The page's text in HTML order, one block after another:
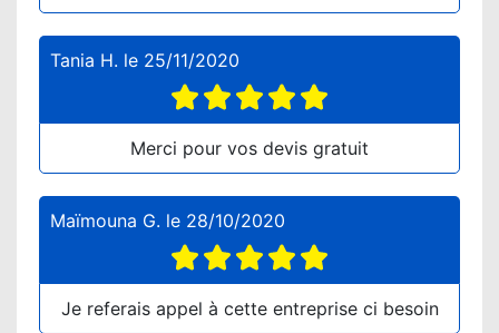
Tania H. le 25/11/2020
Merci pour vos devis gratuit
Maïmouna G. le 28/10/2020
Je referais appel à cette entreprise ci besoin